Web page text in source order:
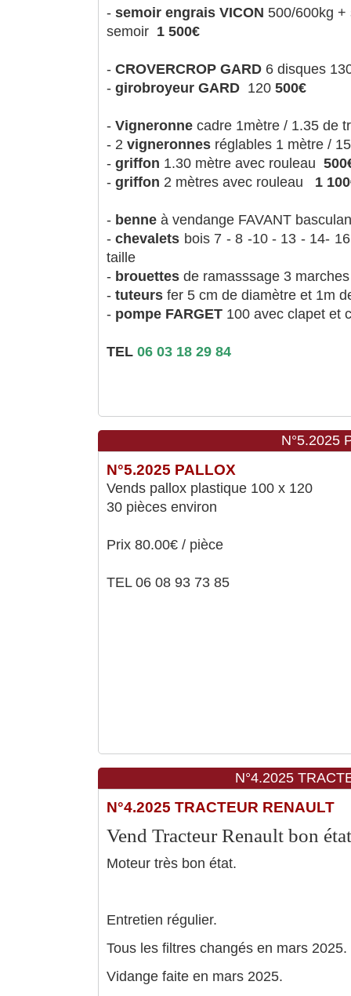
- semoir engrais VICON 500/600kg +
semoir 1 500€
- CROVERCROP GARD 6 disques
- girobroyeur GARD 120 500€
- Vigneronne cadre 1mètre / 1.35 de
- 2 vigneronnes réglables 1 mètre /
- griffon 1.30 mètre avec rouleau
- griffon 2 mètres avec rouleau 1
- benne à vendange FAVANT
-chevalets bois 7 - 8 -10 - 13 - 14-
taille
- brouettes de ramasssage 3
- tuteurs fer 5 cm de diamètre et 1m
- pompe FARGET 100 avec clapet et
TEL 06 03 18 29 84
N°5.2025
N°5.2025 PALLOX
Vends pallox plastique 100 x 120
30 pièces environ
Prix 80.00€ / pièce
TEL 06 08 93 73 85
N°4.2025
N°4.2025 TRACTEUR RENAULT
Vend Tracteur Renault bon état
Moteur très bon état.
Entretien régulier.
Tous les filtres changés en mars 2025.
Vidange faite en mars 2025.